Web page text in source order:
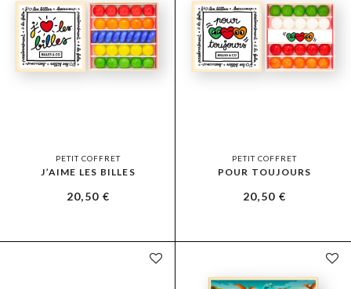
PETIT COFFRET
J’AIME LES BILLES
20,50€
PETIT COFFRET
POUR TOUJOURS
20,50€